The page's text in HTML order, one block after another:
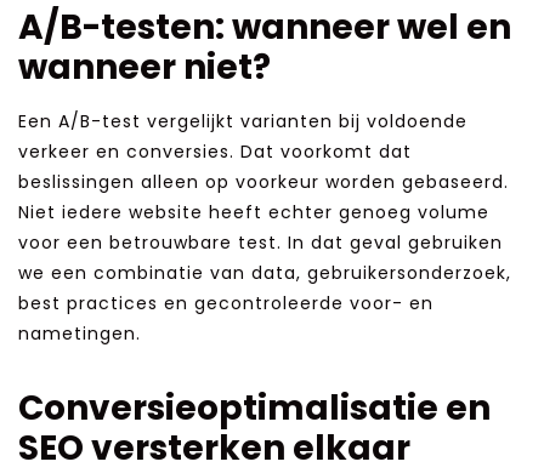
A/B-testen: wanneer wel en
wanneer niet?
Een A/B-test vergelijkt varianten bij voldoende
verkeer en conversies. Dat voorkomt dat
beslissingen alleen op voorkeur worden gebaseerd.
Niet iedere website heeft echter genoeg volume
voor een betrouwbare test. In dat geval gebruiken
we een combinatie van data, gebruikersonderzoek,
best practices en gecontroleerde voor- en
nametingen.
Conversieoptimalisatie en
SEO versterken elkaar